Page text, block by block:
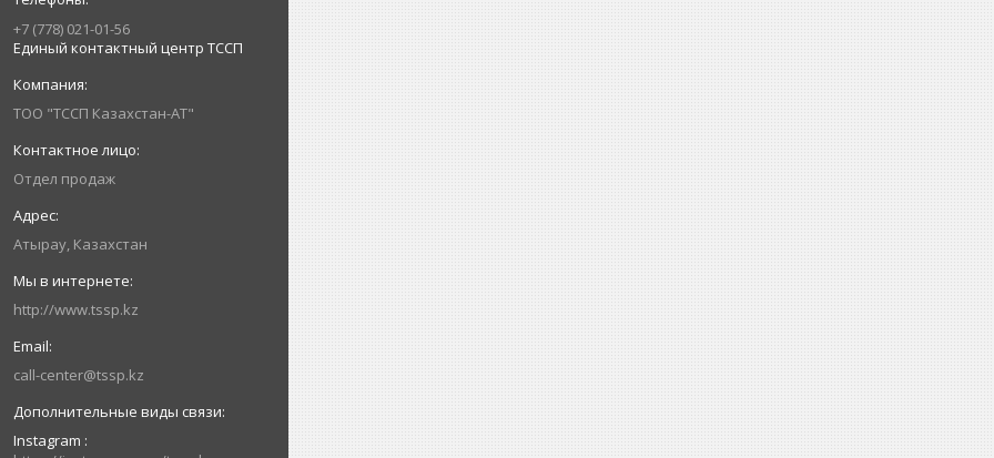
+7 (778) 021-01-56
Единый контактный центр ТССП
ТОО "ТССП Казахстан-АТ"
Отдел продаж
Атырау, Казахстан
http://www.tssp.kz
call-center@tssp.kz
Instagram